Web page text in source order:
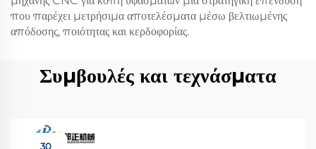
που παρέχει μετρήσιμα αποτελέσματα μέσω βελτιωμένης
απόδοσης, ποιότητας και κερδοφορίας.
Συμβουλές και τεχνάσματα
30